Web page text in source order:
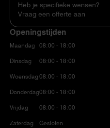
Heb je specifieke wensen?
Vraag een offerte aan
Openingstijden
Maandag
Dinsdag
Woensdag
Donderdag
Vrijdag
Zaterdag
08:00 - 18:00
08:00 - 18:00
08:00 - 18:00
08:00 - 18:00
08:00 - 18:00
Gesloten